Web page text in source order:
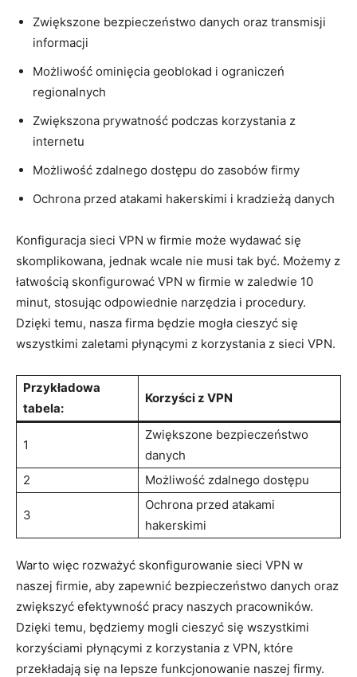
Zwiększone bezpieczeństwo danych⁢ oraz transmisji
informacji
Możliwość ominięcia geoblokad i ograniczeń
regionalnych
Zwiększona prywatność podczas korzystania z
internetu
Możliwość ⁣zdalnego dostępu do zasobów firmy
Ochrona ⁣przed atakami⁢ hakerskimi i ‌kradzieżą danych
Konfiguracja sieci VPN w firmie⁤ może wydawać się
skomplikowana,‍ jednak wcale nie⁢ musi tak‌ być. Możemy z‍
łatwością skonfigurować VPN w firmie w zaledwie 10
minut, stosując odpowiednie narzędzia i procedury.
Dzięki temu, nasza‌ firma będzie​ mogła ⁢cieszyć się
wszystkimi ⁢zaletami płynącymi z korzystania z sieci VPN.
Przykładowa
tabela:
Korzyści z VPN
1
Zwiększone⁤ bezpieczeństwo‌
danych
2
Możliwość zdalnego dostępu
3
Ochrona przed atakami
hakerskimi
Warto więc rozważyć skonfigurowanie ⁤sieci⁢ VPN w‌
naszej firmie, aby zapewnić bezpieczeństwo danych oraz
zwiększyć efektywność pracy naszych pracowników.⁤
Dzięki temu, będziemy mogli cieszyć ⁣się wszystkimi
korzyściami⁣ płynącymi z korzystania z VPN, które
przekładają się ⁣na lepsze funkcjonowanie naszej firmy.